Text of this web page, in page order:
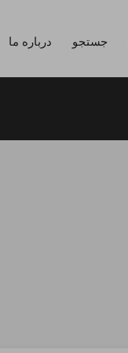
جستجو درباره ما